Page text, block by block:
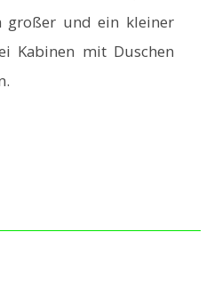
großer und ein kleiner
Kabinen mit Duschen